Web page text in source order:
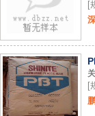
[
[